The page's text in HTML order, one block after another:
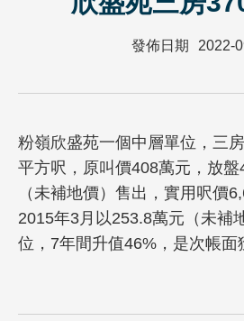
發佈日期 2022-
粉嶺欣盛苑一個中層單位，三
平方呎，原叫價408萬元，放
（未補地價）售出，實用呎價
2015年3月以253.8萬元（未補
位，7年間升值46%，是次帳面